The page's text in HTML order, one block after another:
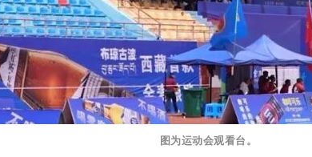
图为运动会观看台。